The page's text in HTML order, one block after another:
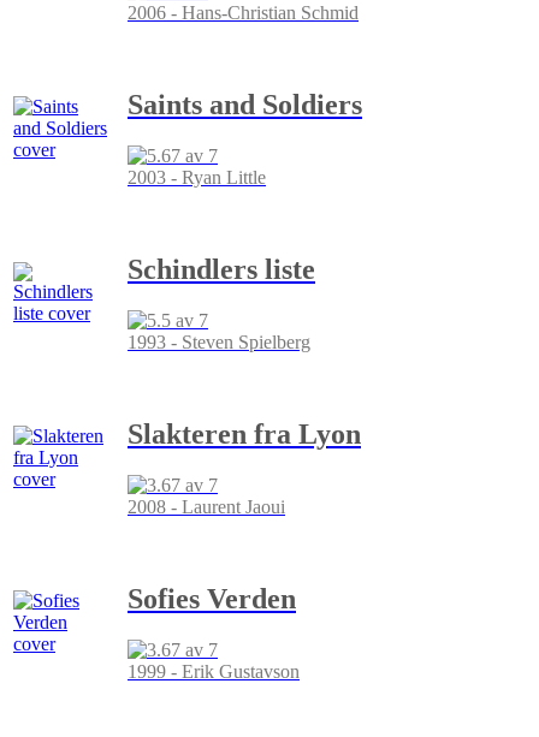
2006 - Hans-Christian Schmid
Saints and Soldiers
2003 - Ryan Little
Schindlers liste
1993 - Steven Spielberg
Slakteren fra Lyon
2008 - Laurent Jaoui
Sofies Verden
1999 - Erik Gustavson